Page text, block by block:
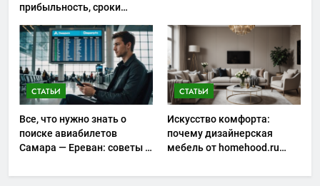
прибыльность, сроки
запуска
СТАТЬИ
Все, что нужно знать о
поиске авиабилетов
Самара — Ереван: советы и
СТАТЬИ
Искусство комфорта:
почему дизайнерская
мебель от homehood.ru
интерьере